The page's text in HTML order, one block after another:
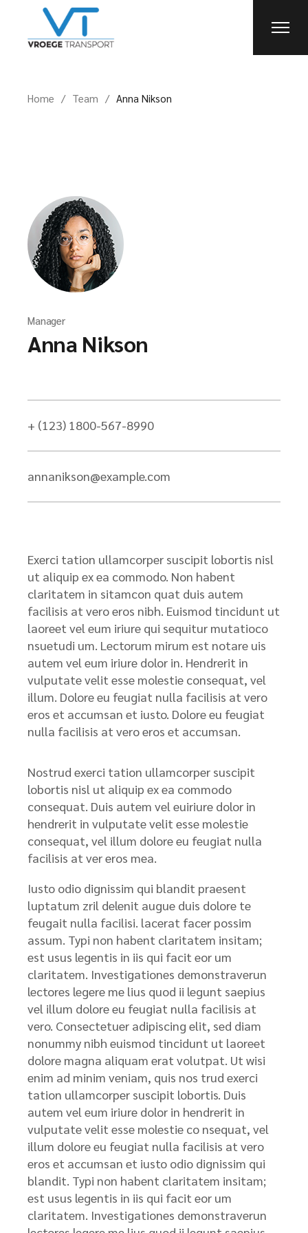
Home Team Anna Nikson
Manager
Anna Nikson
+ (123) 1800-567-8990
annanikson@example.com
Exerci tation ullamcorper suscipit lobortis nisl
ut aliquip ex ea commodo. Non habent
claritatem in sitamcon quat duis autem
facilisis at vero eros nibh. Euismod tincidunt ut
laoreet vel eum iriure qui sequitur mutatioco
nsuetudi um. Lectorum mirum est notare uis
autem vel eum iriure dolor in. Hendrerit in
vulputate velit esse molestie consequat, vel
illum. Dolore eu feugiat nulla facilisis at vero
eros et accumsan et iusto. Dolore eu feugiat
nulla facilisis at vero eros et accumsan.
Nostrud exerci tation ullamcorper suscipit
lobortis nisl ut aliquip ex ea commodo
consequat. Duis autem vel euiriure dolor in
hendrerit in vulputate velit esse molestie
consequat, vel illum dolore eu feugiat nulla
facilisis at ver eros mea.
Iusto odio dignissim qui blandit praesent
luptatum zril delenit augue duis dolore te
feugait nulla facilisi. lacerat facer possim
assum. Typi non habent claritatem insitam;
est usus legentis in iis qui facit eor um
claritatem. Investigationes demonstraverun
lectores legere me lius quod ii legunt saepius
vel illum dolore eu feugiat nulla facilisis at
vero. Consectetuer adipiscing elit, sed diam
nonummy nibh euismod tincidunt ut laoreet
dolore magna aliquam erat volutpat. Ut wisi
enim ad minim veniam, quis nos trud exerci
tation ullamcorper suscipit lobortis. Duis
autem vel eum iriure dolor in hendrerit in
vulputate velit esse molestie co nsequat, vel
illum dolore eu feugiat nulla facilisis at vero
eros et accumsan et iusto odio dignissim qui
blandit. Typi non habent claritatem insitam;
est usus legentis in iis qui facit eor um
claritatem. Investigationes demonstraverun